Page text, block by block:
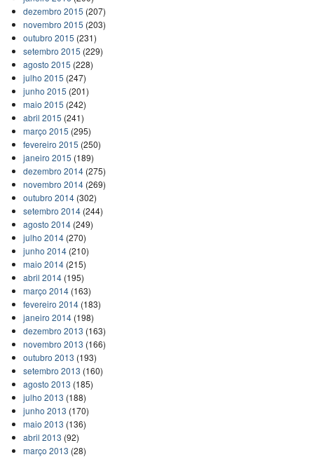
dezembro 2015 (207)
novembro 2015 (203)
outubro 2015 (231)
setembro 2015 (229)
agosto 2015 (228)
julho 2015 (247)
junho 2015 (201)
maio 2015 (242)
abril 2015 (241)
março 2015 (295)
fevereiro 2015 (250)
janeiro 2015 (189)
dezembro 2014(275)
novembro 2014(269)
outubro 2014(302)
setembro 2014(244)
agosto 2014(249)
julho 2014(270)
junho 2014(210)
maio 2014(215)
abril 2014(195)
março 2014(163)
fevereiro 2014(183)
janeiro 2014(198)
dezembro 2013 (163)
novembro 2013 (166)
outubro 2013 (193)
setembro 2013 (160)
agosto 2013 (185)
julho 2013 (188)
junho 2013 (170)
maio 2013 (136)
abril 2013 (92)
março 2013 (28)